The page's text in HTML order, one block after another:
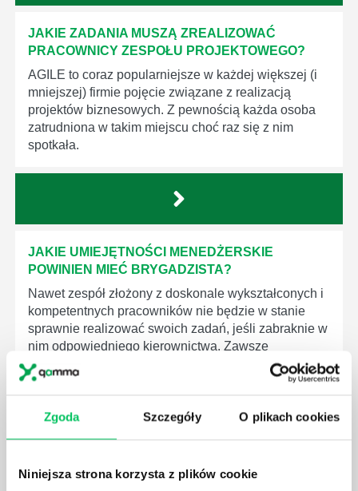
Zgoda Szczegóły O plikach cookies
Niniejsza strona korzysta z plików cookie
JAKIE ZADANIA MUSZĄ ZREALIZOWAĆ
PRACOWNICY ZESPOŁU PROJEKTOWEGO?
AGILE to coraz popularniejsze w każdej większej (i
mniejszej) firmie pojęcie związane z realizacją
projektów biznesowych. Z pewnością każda osoba
zatrudniona w takim miejscu choć raz się z nim
spotkała.
JAKIE UMIEJĘTNOŚCI MENEDŻERSKIE
POWINIEN MIEĆ BRYGADZISTA?
Nawet zespół złożony z doskonale wykształconych i
kompetentnych pracowników nie będzie w stanie
sprawnie realizować swoich zadań, jeśli zabraknie w
nim odpowiedniego kierownictwa. Zawsze
niezbędna jest osoba nadzorująca wszystkie
czynności wykonywane przez pracowników.